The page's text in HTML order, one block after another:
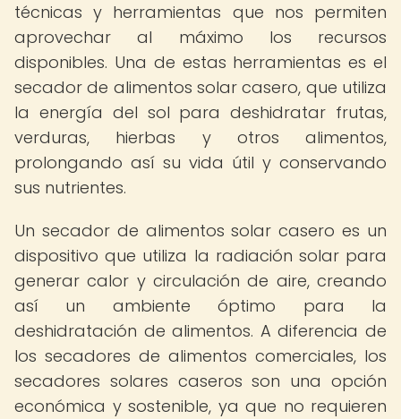
técnicas y herramientas que nos permiten
aprovechar al máximo los recursos
disponibles. Una de estas herramientas es el
secador de alimentos solar casero, que utiliza
la energía del sol para deshidratar frutas,
verduras, hierbas y otros alimentos,
prolongando así su vida útil y conservando
sus nutrientes.
Un secador de alimentos solar casero es un
dispositivo que utiliza la radiación solar para
generar calor y circulación de aire, creando
así un ambiente óptimo para la
deshidratación de alimentos. A diferencia de
los secadores de alimentos comerciales, los
secadores solares caseros son una opción
económica y sostenible, ya que no requieren